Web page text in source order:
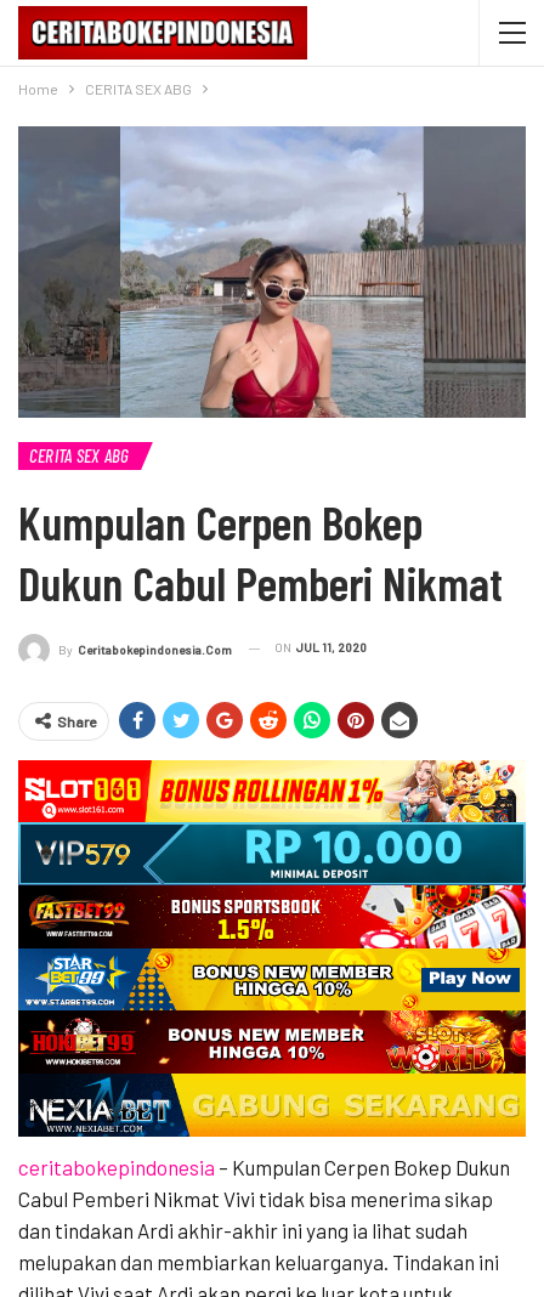
Home CERITA SEX ABG
CERITA SEX ABG
Kumpulan Cerpen Bokep
Dukun Cabul Pemberi Nikmat
By Ceritabokepindonesia.com ON JUL 11, 2020
Share
ceritabokepindonesia – Kumpulan Cerpen Bokep Dukun
Cabul Pemberi Nikmat Vivi tidak bisa menerima sikap
dan tindakan Ardi akhir-akhir ini yang ia lihat sudah
melupakan dan membiarkan keluarganya. Tindakan ini